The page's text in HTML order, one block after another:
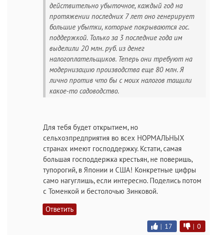
действительно убыточное, каждый год на
протяжении последних 7 лет оно генерирует
большие убытки, которые покрываются гос.
поддержкой. Только за 3 последние года им
выделили 20 млн. руб. из денег
налогоплательщиков. Теперь они требуют на
модернизацию производства еще 80 млн. Я
лично против что бы с моих налогов тащили
какое-то садоводство.
Для тебя будет открытием, но
сельхозпредприятия во всех НОРМАЛЬНЫХ
странах имеют господдержку. Кстати, самая
большая господдержка крестьян, не поверишь,
тупорогий, в Японии и США! Конкретные цифры
само нагуглишь, если интересно. Поделись потом
с Томенкой и бестолочью Зинковой.
Ответить
| 17 | 0